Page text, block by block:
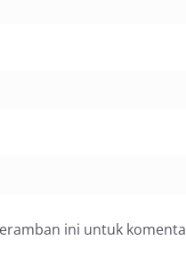
ini untuk